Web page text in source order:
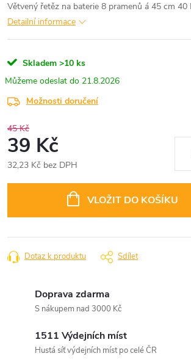
Větvený řetěz na baterie 8 pramenů á 45 cm 40
Detailní informace
Skladem >10 ks
21.8.2026
Možnosti doručení
45 Kč
39 Kč
32,23 Kč bez DPH
VLOŽIT DO KOŠÍKU
Dotaz k produktu Sdílet
Doprava zdarma
S nákupem nad 3000 Kč
1511 Výdejních míst
Hustá síť výdejních míst po celé ČR